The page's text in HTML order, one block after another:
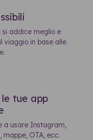
si addice meglio e
viaggio in base alle
tue app
a usare Instagram,
mappe, OTA, ecc.